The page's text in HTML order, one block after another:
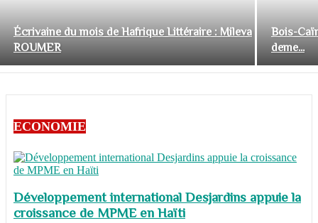
Écrivaine du mois de Hafrique Littéraire : Mileva
ROUMER
Bois-
deme...
ECONOMIE
Développement international Desjardins appuie la
croissance de MPME en Haïti